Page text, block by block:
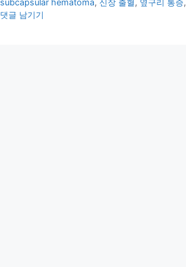
고
그
subcapsular hematoma, 신장 출혈, 옆구리 통증,
댓글 남기기